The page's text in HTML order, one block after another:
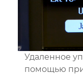
Удаленное
помощью